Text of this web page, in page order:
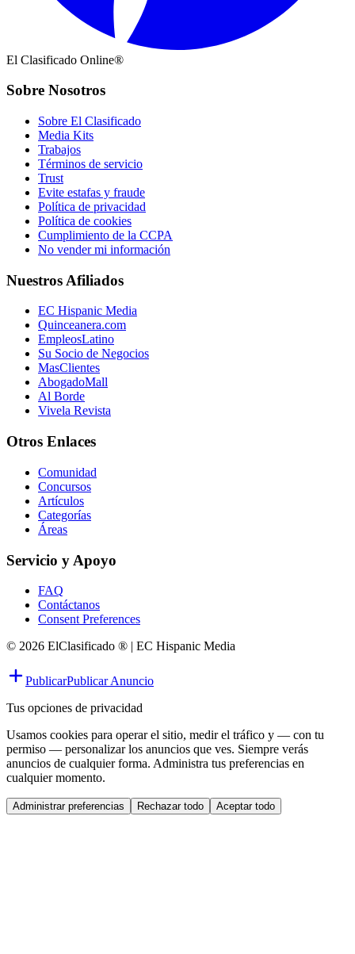
El Clasificado Online®
Sobre Nosotros
Sobre El Clasificado
Media Kits
Trabajos
Términos de servicio
Trust
Evite estafas y fraude
Política de privacidad
Política de cookies
Cumplimiento de la CCPA
No vender mi información
Nuestros Afiliados
EC Hispanic Media
Quinceanera.com
EmpleosLatino
Su Socio de Negocios
MasClientes
AbogadoMall
Al Borde
Vivela Revista
Otros Enlaces
Comunidad
Concursos
Artículos
Categorías
Áreas
Servicio y Apoyo
FAQ
Contáctanos
Consent Preferences
© 2026 ElClasificado ® | EC Hispanic Media
PublicarPublicar Anuncio
Tus opciones de privacidad
Usamos cookies para operar el sitio, medir el tráfico y — con tu
permiso — personalizar los anuncios que ves. Siempre verás
anuncios de cualquier forma. Administra tus preferencias en
cualquier momento.
Administrar preferencias Rechazar todo Aceptar todo